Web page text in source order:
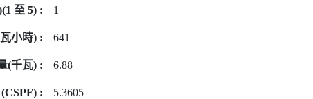
1
641
6.88
5.3605